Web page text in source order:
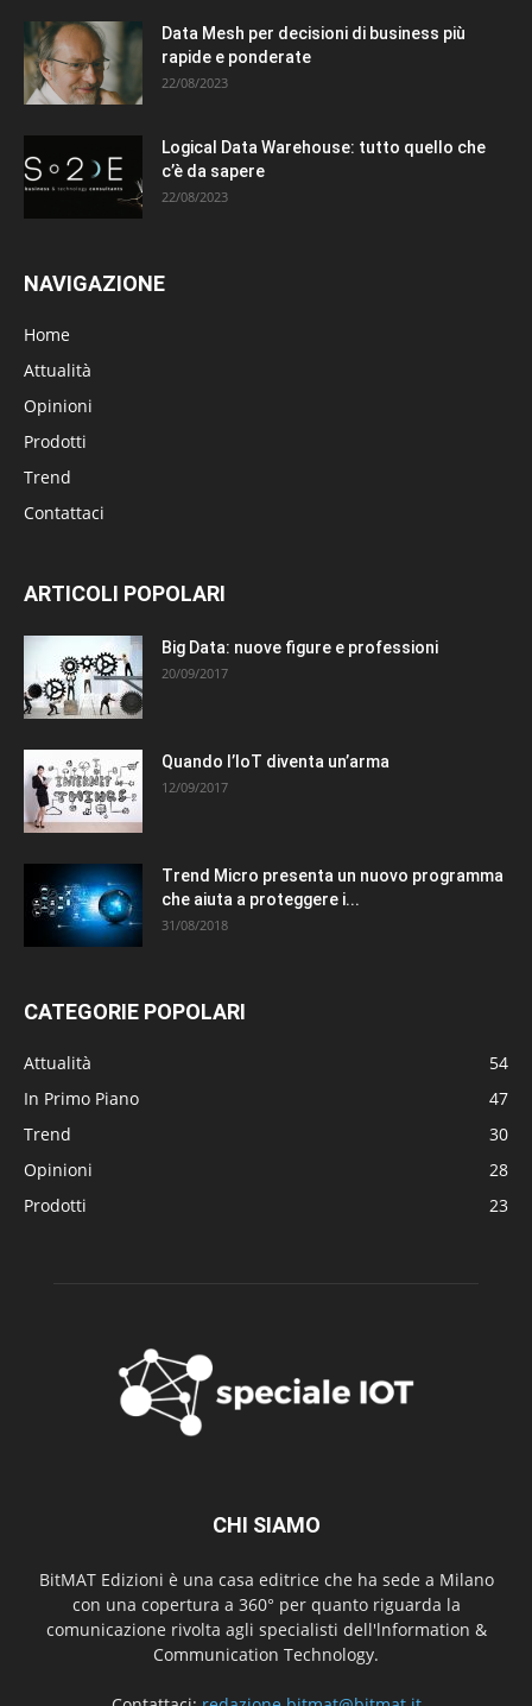
Data Mesh per decisioni di business più
rapide e ponderate
22/08/2023
Logical Data Warehouse: tutto quello che
c’è da sapere
22/08/2023
NAVIGAZIONE
Home
Attualità
Opinioni
Prodotti
Trend
Contattaci
ARTICOLI POPOLARI
Big Data: nuove figure e professioni
20/09/2017
Quando l’IoT diventa un’arma
12/09/2017
Trend Micro presenta un nuovo programma
che aiuta a proteggere i...
31/08/2018
CATEGORIE POPOLARI
Attualità
54
In Primo Piano
47
Trend
30
Opinioni
28
Prodotti
23
CHI SIAMO
BitMAT Edizioni è una casa editrice che ha sede a Milano
con una copertura a 360° per quanto riguarda la
comunicazione rivolta agli specialisti dell'lnformation &
Communication Technology.